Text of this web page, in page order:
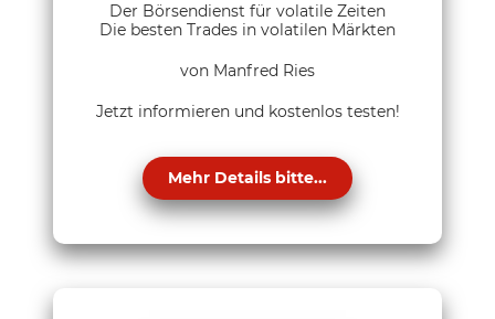
Der Börsendienst für volatile Zeiten
Die besten Trades in volatilen Märkten
von Manfred Ries
Jetzt informieren und kostenlos testen!
Mehr Details bitte...